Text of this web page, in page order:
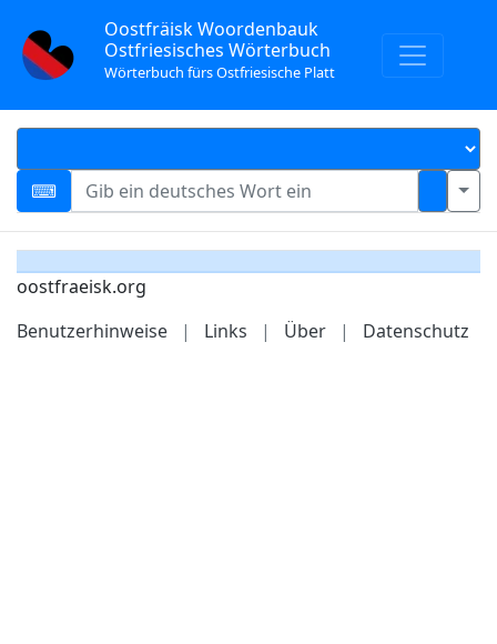
Oostfräisk Woordenbauk
Ostfriesisches Wörterbuch
Wörterbuch fürs Ostfriesische Platt
oostfraeisk.org
Benutzerhinweise
| Links | Über | Datenschutz